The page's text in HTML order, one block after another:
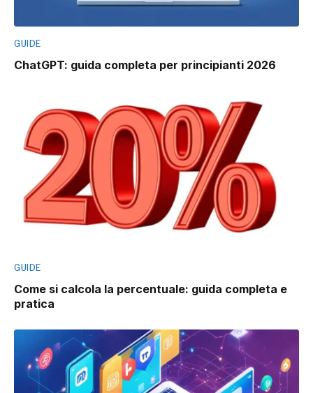
GUIDE
ChatGPT: guida completa per principianti 2026
GUIDE
Come si calcola la percentuale: guida completa e
pratica